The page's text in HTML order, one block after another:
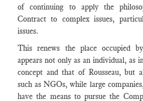
of continuing to apply the
Contract to complex issues,
issues.
This renews the place occupied
appears not only as an individual, as
concept and that of Rousseau, but
such as NGOs, while large
have the means to pursue the